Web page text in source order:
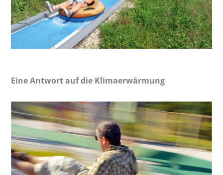
Eine Antwort auf die Klimaerwärmung